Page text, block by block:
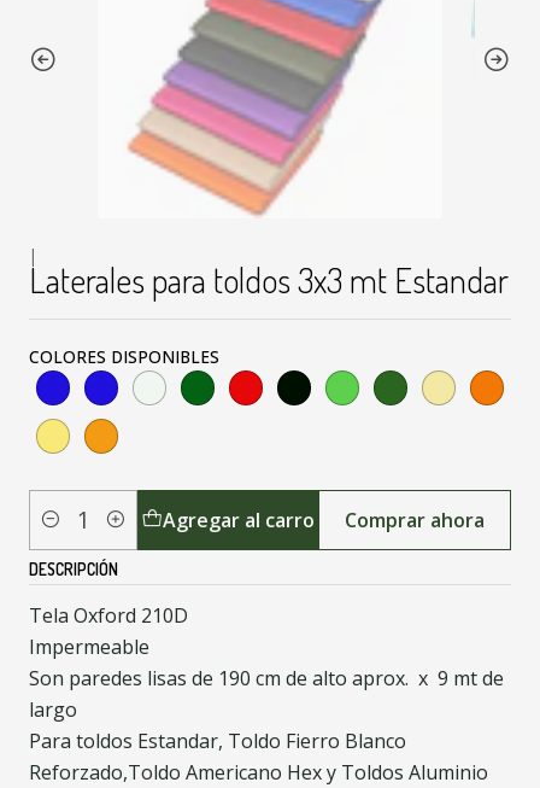
|
Laterales para toldos 3x3 mt Estandar
COLORES DISPONIBLES
Cantidad Agregar al carro Comprar ahora
DESCRIPCIÓN
Tela Oxford 210D
Impermeable
Son paredes lisas de 190 cm de alto aprox. x 9 mt de
largo
Para toldos Estandar, Toldo Fierro Blanco
Reforzado,Toldo Americano Hex y Toldos Aluminio